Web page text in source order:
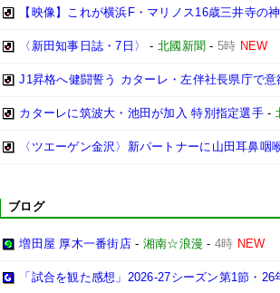
【映像】これが横浜F・マリノス16歳三井寺の
〈新田知事日誌・7日〉 -北國新聞 - 5時 NEW
J1昇格へ健闘誓う カターレ・左伴社長県庁で意
カターレに筑波大・池田が加入 特別指定選手-
〈ツエーゲン金沢〉新パートナーに山田耳鼻咽
ブログ
増田屋 厚木一番街店- 湘南☆浪漫 - 4時 NEW
「試合を観た感想」2026-27シーズン第1節・